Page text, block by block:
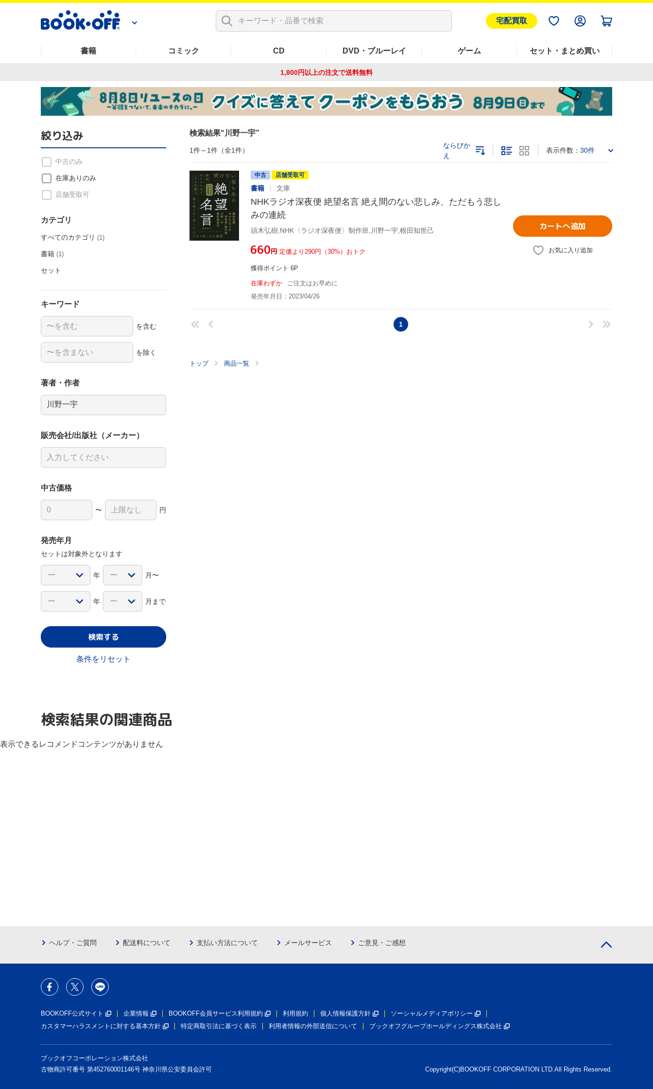
宅配買取
書籍 コミック CD DVD・ブルーレイ ゲーム セット・まとめ買い
1,800円以上の注文で送料無料
検索結果 川野一宇
1件～1件（全1件）
ならびか
え
表示件数： 30件
中古 店舗受取可
書籍 文庫
NHKラジオ深夜便 絶望名言 絶え間のない悲しみ、ただもう悲し
みの連続
頭木弘樹,NHK〈ラジオ深夜便〉制作班,川野一宇,根田知世己
¥660円 定価より290円（30%）おトク
獲得ポイント 6P
在庫わずか
ご注文はお早めに
発売年月日：2023/04/26
カートへ追加
お気に入り追加
1
トップ 商品一覧
絞り込み
中古のみ
在庫ありのみ
店舗受取可
カテゴリ
すべてのカテゴリ (1)
書籍 (1)
セット
キーワード
を含む
を除く
著者・作者
販売会社/出版社（メーカー）
中古価格
〜 円
発売年月
セットは対象外となります
年 月〜
年 月まで
検索する
条件をリセット
検索結果の関連商品
表示できるレコメンドコンテンツがありません
ヘルプ・ご質問 配送料について 支払い方法について メールサービス ご意見・ご感想
BOOKOFF公式サイト 企業情報 BOOKOFF会員サービス利用規約 利用規約 個人情報保護方針
ソーシャルメディアポリシー
カスタマーハラスメントに対する基本方針
特定商取引法に基づく表示 利用者情報の外部送信について ブックオフグループホールディングス株式会社
ブックオフコーポレーション株式会社
古物商許可番号 第452760001146号 神奈川県公安委員会許可
Copyright(C)BOOKOFF CORPORATION LTD.All Rights Reserved.